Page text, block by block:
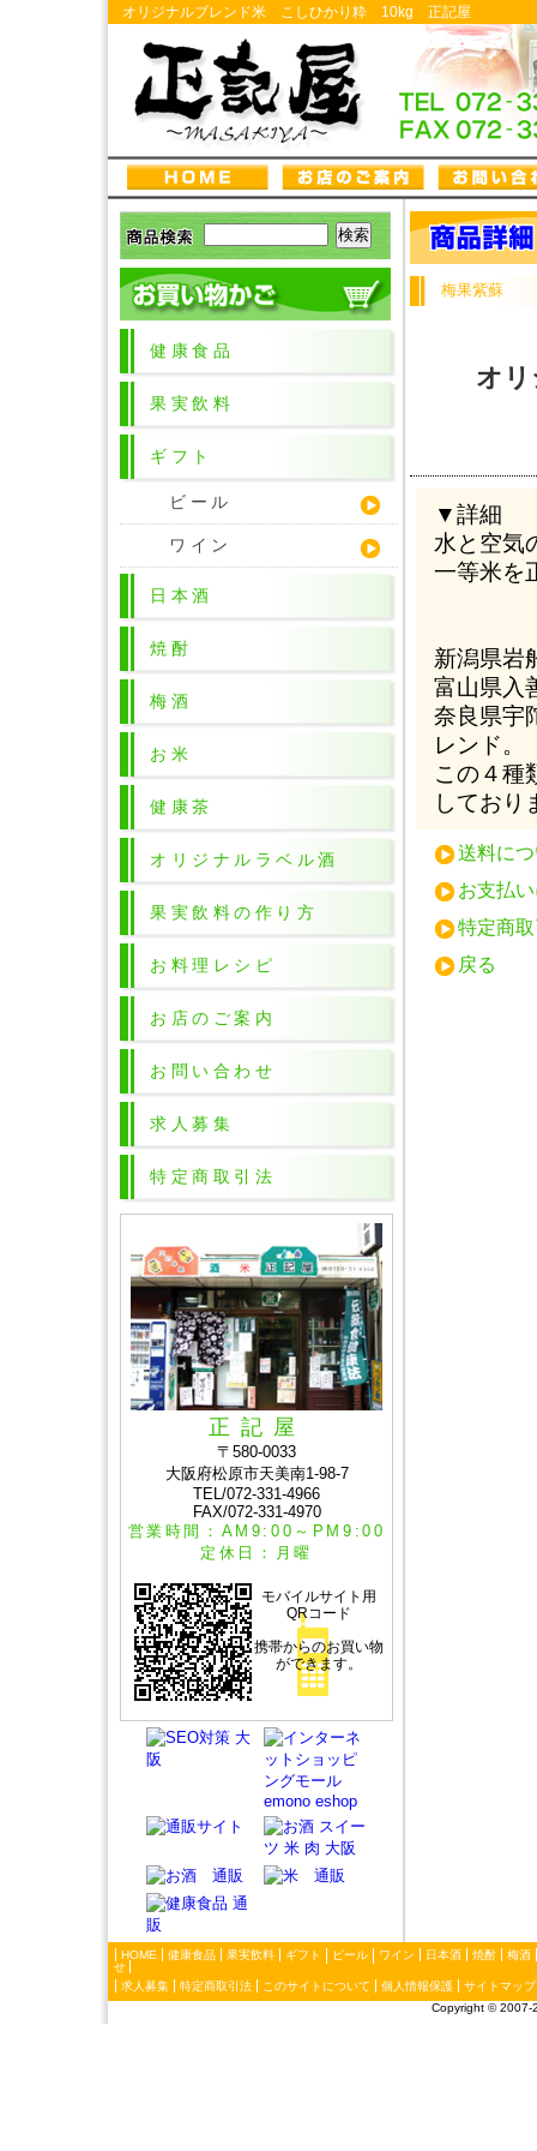
オリジナルブレンド米 こしひかり粋 10kg 正記屋
梅果紫蘇
オ
▼詳細
水と空気
一等米を
新潟県岩
富山県入
奈良県宇
レンド。
この４種
しており
送料に
お支払
特定商
戻る
健康食品
果実飲料
ギフト
ビール
ワイン
日本酒
焼酎
梅酒
お米
健康茶
オリジナルラベル酒
果実飲料の作り方
お料理レシピ
お店のご案内
お問い合わせ
求人募集
特定商取引法
正記屋
〒580-0033
大阪府松原市天美南1-98-7
TEL/072-331-4966
FAX/072-331-4970
営業時間：AM9:00～PM9:00
定休日：月曜
モバイルサイト用
QRコード
携帯からのお買い物
ができます。
HOME 健康食品 果実飲料 ギフト ビール ワイン 日本酒 焼酎
梅酒
せ
求人募集
特定商取引法 このサイトについて 個人情報保護
サイトマップ
Copyright ©2007-